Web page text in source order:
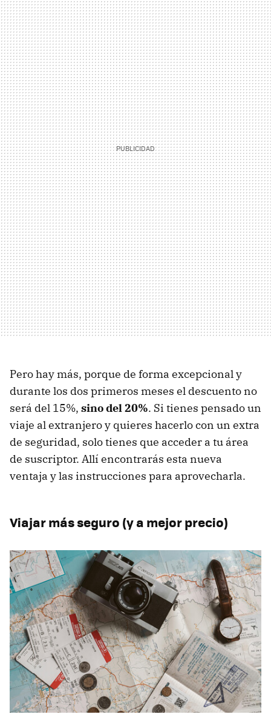
Pero hay más, porque de forma excepcional y
durante los dos primeros meses el descuento no
será del 15%, sino del 20%. Si tienes pensado un
viaje al extranjero y quieres hacerlo con un extra
de seguridad, solo tienes que acceder a tu área
de suscriptor. Allí encontrarás esta nueva
ventaja y las instrucciones para aprovecharla.
Viajar más seguro (y a mejor precio)